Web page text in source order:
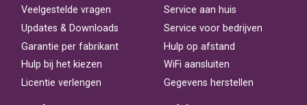
Veelgestelde vragen
Updates & Downloads
Garantie per fabrikant
Hulp bij het kiezen
Licentie verlengen
Service aan huis
Service voor bedrijven
Hulp op afstand
WiFi aansluiten
Gegevens herstellen